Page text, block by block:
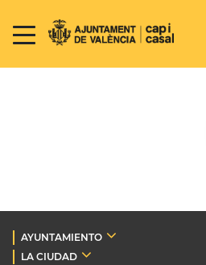
AYUNTAMIENTO
LA CIUDAD